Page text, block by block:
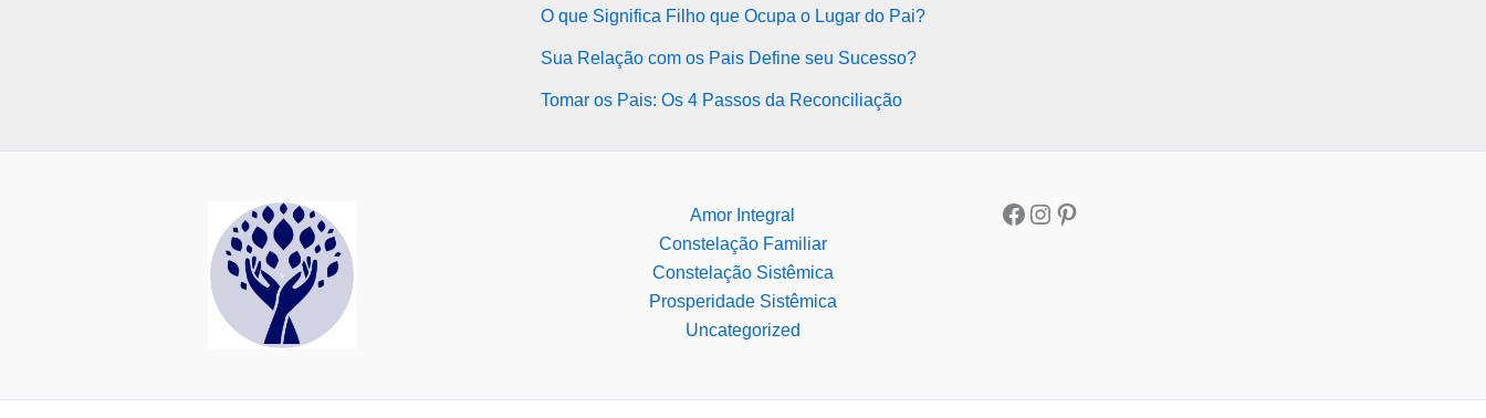
O que Significa Filho que Ocupa o Lugar do Pai?
Sua Relação com os Pais Define seu Sucesso?
Tomar os Pais: Os 4 Passos da Reconciliação
Amor Integral
Constelação Familiar
Constelação Sistêmica
Prosperidade Sistêmica
Uncategorized